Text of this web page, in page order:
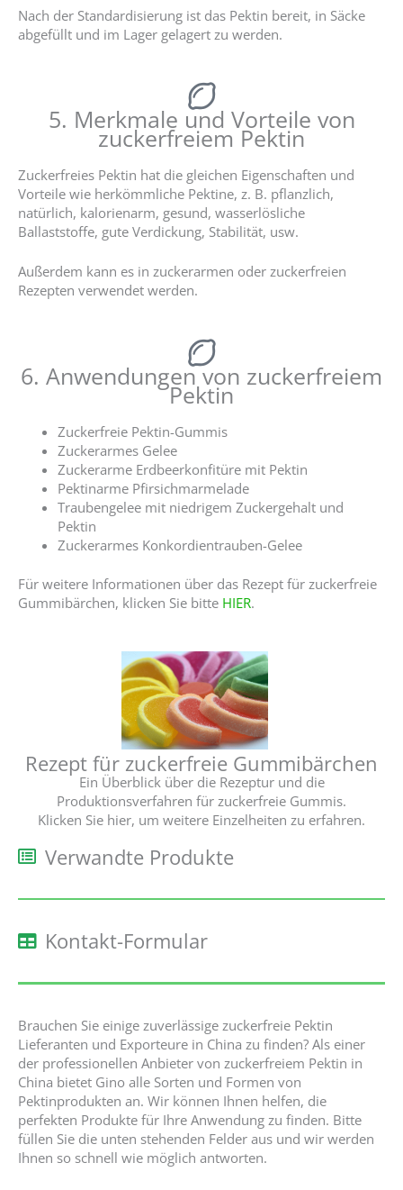
Nach der Standardisierung ist das Pektin bereit, in Säcke
abgefüllt und im Lager gelagert zu werden.
5. Merkmale und Vorteile von
zuckerfreiem Pektin
Zuckerfreies Pektin hat die gleichen Eigenschaften und
Vorteile wie herkömmliche Pektine, z. B. pflanzlich,
natürlich, kalorienarm, gesund, wasserlösliche
Ballaststoffe, gute Verdickung, Stabilität, usw.
Außerdem kann es in zuckerarmen oder zuckerfreien
Rezepten verwendet werden.
6. Anwendungen von zuckerfreiem
Pektin
Zuckerfreie Pektin-Gummis
Zuckerarmes Gelee
Zuckerarme Erdbeerkonfitüre mit Pektin
Pektinarme Pfirsichmarmelade
Traubengelee mit niedrigem Zuckergehalt und
Pektin
Zuckerarmes Konkordientrauben-Gelee
Für weitere Informationen über das Rezept für zuckerfreie
Gummibärchen, klicken Sie bitte HIER.
Rezept für zuckerfreie Gummibärchen
Ein Überblick über die Rezeptur und die
Produktionsverfahren für zuckerfreie Gummis.
Klicken Sie hier, um weitere Einzelheiten zu erfahren.
Verwandte Produkte
Kontakt-Formular
Brauchen Sie einige zuverlässige zuckerfreie Pektin
Lieferanten und Exporteure in China zu finden? Als einer
der professionellen Anbieter von zuckerfreiem Pektin in
China bietet Gino alle Sorten und Formen von
Pektinprodukten an. Wir können Ihnen helfen, die
perfekten Produkte für Ihre Anwendung zu finden. Bitte
füllen Sie die unten stehenden Felder aus und wir werden
Ihnen so schnell wie möglich antworten.